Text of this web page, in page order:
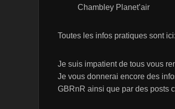
Chambley Planet’air
Toutes les infos pratiques sont ici:
Je suis impatient de tous vous
Je vous donnerai encore des
GBRnR ainsi que par des posts